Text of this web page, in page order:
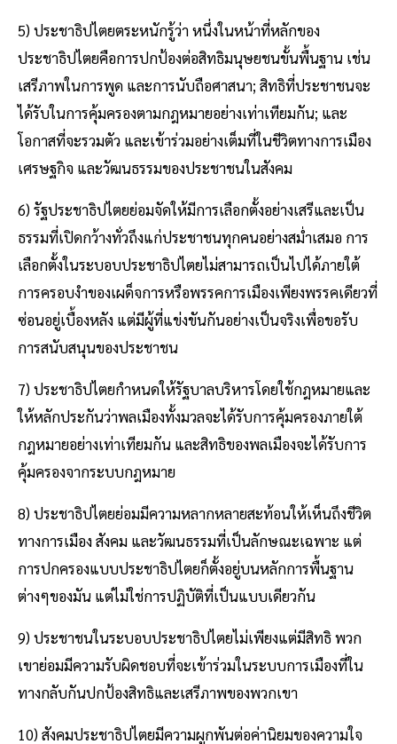
5) ประชาธิปไตยตระหนักรู้ว่า หนึ่งในหน้าที่หลักของ
ประชาธิปไตยคือการปกป้องต่อสิทธิมนุษยชนขั้นพื้นฐาน เช่น
เสรีภาพในการพูด และการนับถือศาสนา; สิทธิที่ประชาชนจะ
ได้รับในการคุ้มครองตามกฎหมายอย่างเท่าเทียมกัน; และ
โอกาสที่จะรวมตัว และเข้าร่วมอย่างเต็มที่ในชีวิตทางการเมือง
เศรษฐกิจ และวัฒนธรรมของประชาชนในสังคม
6) รัฐประชาธิปไตยย่อมจัดให้มีการเลือกตั้งอย่างเสรีและเป็น
ธรรมที่เปิดกว้างทั่วถึงแก่ประชาชนทุกคนอย่างสม่ำเสมอ การ
เลือกตั้งในระบอบประชาธิปไตยไม่สามารถเป็นไปได้ภายใต้
การครอบงำของเผด็จการหรือพรรคการเมืองเพียงพรรคเดียวที่
ซ่อนอยู่เบื้องหลัง แต่มีผู้ที่แข่งขันกันอย่างเป็นจริงเพื่อขอรับ
การสนับสนุนของประชาชน
7) ประชาธิปไตยกำหนดให้รัฐบาลบริหารโดยใช้กฎหมายและ
ให้หลักประกันว่าพลเมืองทั้งมวลจะได้รับการคุ้มครองภายใต้
กฎหมายอย่างเท่าเทียมกัน และสิทธิของพลเมืองจะได้รับการ
คุ้มครองจากระบบกฎหมาย
8) ประชาธิปไตยย่อมมีความหลากหลายสะท้อนให้เห็นถึงชีวิต
ทางการเมือง สังคม และวัฒนธรรมที่เป็นลักษณะเฉพาะ แต่
การปกครองแบบประชาธิปไตยก็ตั้งอยู่บนหลักการพื้นฐาน
ต่างๆของมัน แต่ไม่ใช่การปฏิบัติที่เป็นแบบเดียวกัน
9) ประชาชนในระบอบประชาธิปไตยไม่เพียงแต่มีสิทธิ พวก
เขาย่อมมีความรับผิดชอบที่จะเข้าร่วมในระบบการเมืองที่ใน
ทางกลับกันปกป้องสิทธิและเสรีภาพของพวกเขา
10) สังคมประชาธิปไตยมีความผูกพันต่อค่านิยมของความใจ